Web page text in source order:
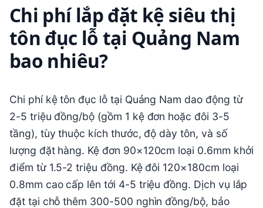
Chi phí lắp đặt kệ siêu thị
tôn đục lỗ tại Quảng Nam
bao nhiêu?
Chi phí kệ tôn đục lỗ tại Quảng Nam dao động từ
2-5 triệu đồng/bộ (gồm 1 kệ đơn hoặc đôi 3-5
tầng), tùy thuộc kích thước, độ dày tôn, và số
lượng đặt hàng. Kệ đơn 90×120cm loại 0.6mm khởi
điểm từ 1.5-2 triệu đồng. Kệ đôi 120×180cm loại
0.8mm cao cấp lên tới 4-5 triệu đồng. Dịch vụ lắp
đặt tại chỗ thêm 300-500 nghìn đồng/bộ, bảo